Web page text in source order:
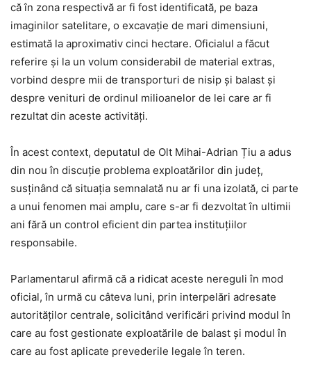
că în zona respectivă ar fi fost identificată, pe baza
imaginilor satelitare, o excavație de mari dimensiuni,
estimată la aproximativ cinci hectare. Oficialul a făcut
referire și la un volum considerabil de material extras,
vorbind despre mii de transporturi de nisip și balast și
despre venituri de ordinul milioanelor de lei care ar fi
rezultat din aceste activități.
În acest context, deputatul de Olt Mihai-Adrian Țiu a adus
din nou în discuție problema exploatărilor din județ,
susținând că situația semnalată nu ar fi una izolată, ci parte
a unui fenomen mai amplu, care s-ar fi dezvoltat în ultimii
ani fără un control eficient din partea instituțiilor
responsabile.
Parlamentarul afirmă că a ridicat aceste nereguli în mod
oficial, în urmă cu câteva luni, prin interpelări adresate
autorităților centrale, solicitând verificări privind modul în
care au fost gestionate exploatările de balast și modul în
care au fost aplicate prevederile legale în teren.